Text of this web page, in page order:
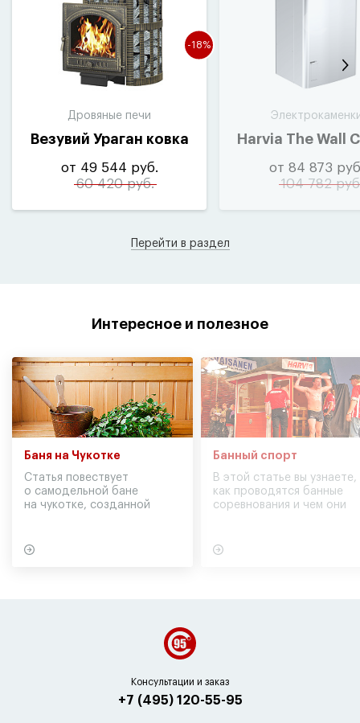
-18%
Дровяные печи
Везувий Ураган ковка
от 49 544 руб.
60 420 руб.
Harvia The Wall
от 84 873
104 782
Перейти в раздел
Интересное и полезное
Баня на Чукотке
Статья повествует
о самодельной бане
на чукотке, созданной
Банный спорт
В этой статье вы узнаете,
как проводятся банные
соревнования и чем они
Консультации и заказ
+7 (495) 120-55-95